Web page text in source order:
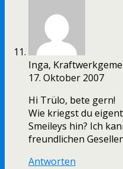
Inga,
17. Oktober 2007
Hi Trülo, bete gern!
Wie kriegst du
Smeileys hin? Ich
freundlichen
Antworten